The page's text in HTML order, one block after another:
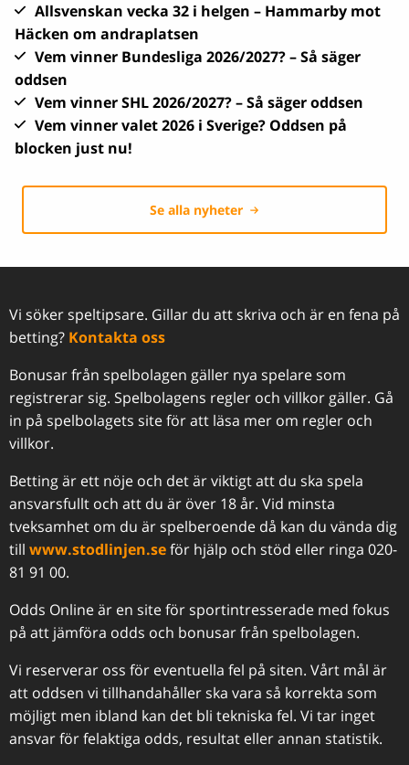
Allsvenskan vecka 32 i helgen – Hammarby mot
Häcken om andraplatsen
Vem vinner Bundesliga 2026/2027? – Så säger
oddsen
Vem vinner SHL 2026/2027? – Så säger oddsen
Vem vinner valet 2026 i Sverige? Oddsen på
blocken just nu!
Se alla nyheter
Vi söker speltipsare. Gillar du att skriva och är en fena på
betting? Kontakta oss
Bonusar från spelbolagen gäller nya spelare som
registrerar sig. Spelbolagens regler och villkor gäller. Gå
in på spelbolagets site för att läsa mer om regler och
villkor.
Betting är ett nöje och det är viktigt att du ska spela
ansvarsfullt och att du är över 18 år. Vid minsta
tveksamhet om du är spelberoende då kan du vända dig
till www.stodlinjen.seför hjälp och stöd eller ringa 020-
81 91 00.
Odds Online är en site för sportintresserade med fokus
på att jämföra odds och bonusar från spelbolagen.
Vi reserverar oss för eventuella fel på siten. Vårt mål är
att oddsen vi tillhandahåller ska vara så korrekta som
möjligt men ibland kan det bli tekniska fel. Vi tar inget
ansvar för felaktiga odds, resultat eller annan statistik.